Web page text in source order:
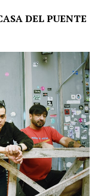
DEL PUENTE